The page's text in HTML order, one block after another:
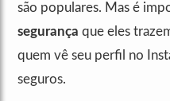
são populares. Mas é
segurança que eles
quem vê seu perfil no
seguros.